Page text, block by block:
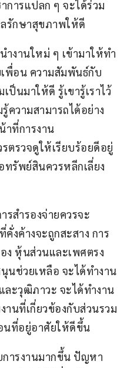
ารแปลก ๆ จะได้ร่วม
รักษาสุขภาพให้ดี
ำงานใหม่ ๆ เข้ามาให้ทำ
เพื่อน ความสัมพันธ์กับ
นมาให้ดี รู้เขารู้เราไว้
ความสามารถได้อย่าง
าที่การงาน
ตรวจดูให้เรียบร้อยดีอยู่
รัพย์สินควรหลีกเลี่ยง
สำรองจ่ายควรจะ
งค้างจะถูกสะสาง การ
ง หุ้นส่วนและเพศตรง
นช่วยเหลือ จะได้ทำงาน
ละวุฒิภาวะ จะได้ทำงาน
านที่เกี่ยวข้องกับส่วนรวม
นที่อยู่อาศัยให้ดีขึ้น
การงานมากขึ้น ปัญหา